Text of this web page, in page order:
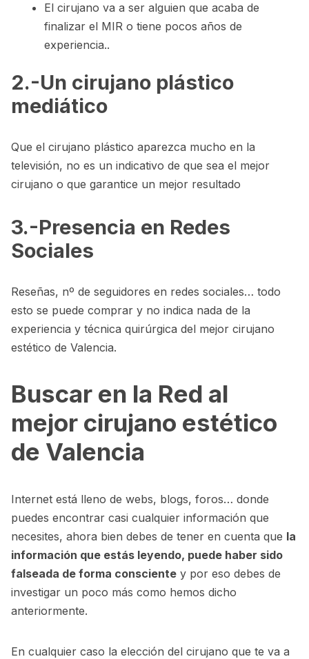
El cirujano va a ser alguien que acaba de
finalizar el MIR o tiene pocos años de
experiencia..
2.-Un cirujano plástico
mediático
Que el cirujano plástico aparezca mucho en la
televisión, no es un indicativo de que sea el mejor
cirujano o que garantice un mejor resultado
3.-Presencia en Redes
Sociales
Reseñas, nº de seguidores en redes sociales… todo
esto se puede comprar y no indica nada de la
experiencia y técnica quirúrgica del mejor cirujano
estético de Valencia.
Buscar en la Red al
mejor cirujano estético
de Valencia
Internet está lleno de webs, blogs, foros… donde
puedes encontrar casi cualquier información que
necesites, ahora bien debes de tener en cuenta que la
información que estás leyendo, puede haber sido
falseada de forma consciente y por eso debes de
investigar un poco más como hemos dicho
anteriormente.
En cualquier caso la elección del cirujano que te va a